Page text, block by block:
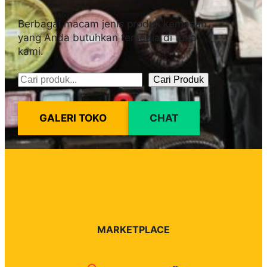
Berbagai macam jenis produk kemasan
yang Anda butuhkan tersedia di toko
kami.
Pencarian Cari Produk
GALERI TOKO CHAT
MARKETPLACE